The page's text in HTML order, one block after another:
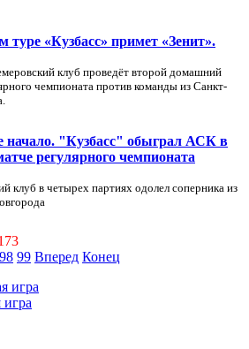
туре «Кузбасс» примет «Зенит».
клуб проведёт второй домашний
чемпионата против команды из Санкт-
начало. "Кузбасс" обыграл АСК в
регулярного чемпионата
клуб в четырех партиях одолел соперника из
98 99 Вперед Конец
игра
игра